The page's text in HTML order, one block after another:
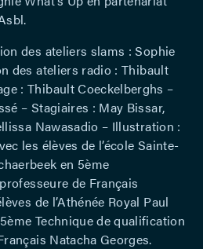
des ateliers slams : Sophie
des ateliers radio : Thibault
: Thibault Coeckelberghs –
– Stagiaires : May Bissar,
Nawasadio – Illustration :
les élèves de l’école Sainte-
en 5ème
de Français
de l’Athénée Royal Paul
Technique de qualification
Natacha Georges.